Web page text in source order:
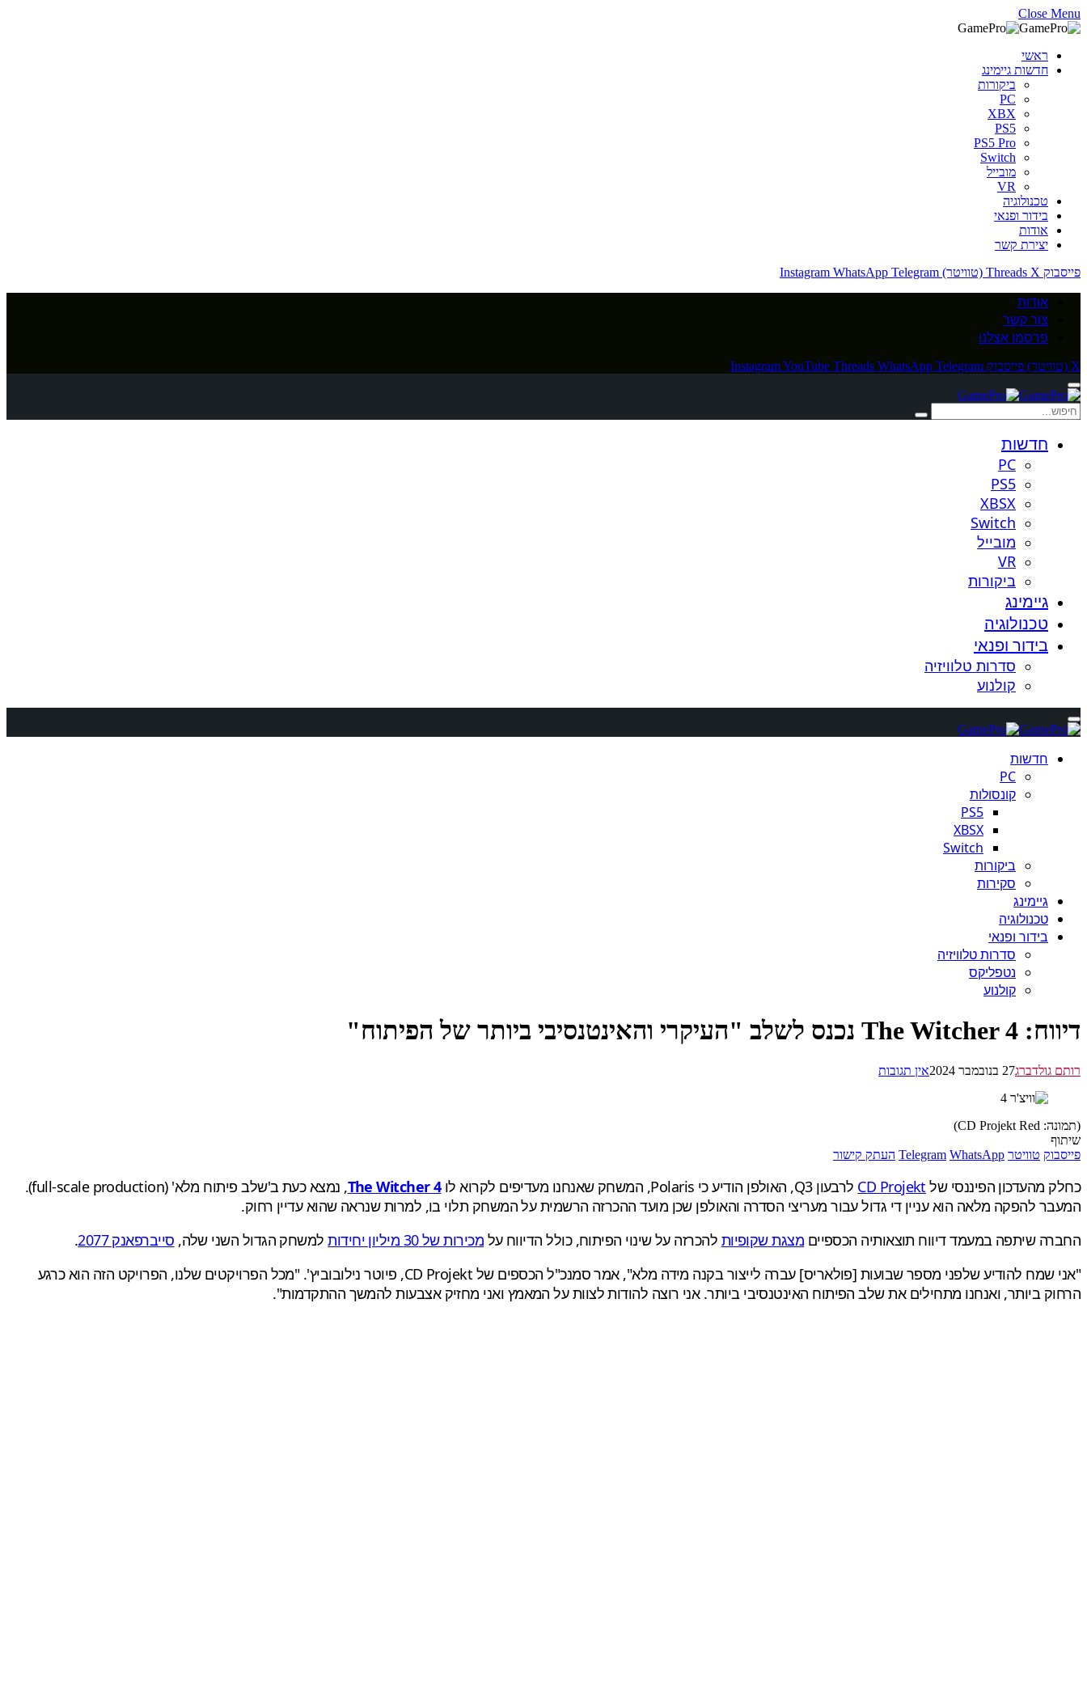
Close Menu
ראשי
חדשות גיימינג
ביקורות
PC
XBX
PS5
PS5 Pro
Switch
מובייל
VR
טכנולוגיה
בידור ופנאי
אודות
יצירת קשר
פייסבוק
Threads X (טוויטר) Instagram WhatsApp Telegram
אודות
צור קשר
פרסמו אצלנו
X (טוויטר) פייסבוק InstagramYouTube Threads WhatsApp Telegram
חדשות
PC
PS5
XBSX
Switch
מובייל
VR
ביקורות
גיימינג
טכנולוגיה
בידור ופנאי
סדרות טלוויזיה
קולנוע
חדשות
PC
קונסולות
PS5
XBSX
Switch
ביקורות
סקירות
גיימינג
טכנולוגיה
בידור ופנאי
סדרות טלוויזיה
נטפליקס
קולנוע
דיווח: The Witcher 4 נכנס לשלב "העיקרי והאינטנסיבי ביותר של הפיתוח"
רותם גולדברג27 בנובמבר 2024 אין תגובות
(תמונה: CD Projekt Red)
שיתוף
פייסבוק טוויטר Telegram WhatsApp העתק קישור
כחלק מהעדכון הפיננסי של CD Projekt לרבעון Q3, האולפן הודיע כי Polaris, המשחק שאנחנו מעדיפים לקרוא לו The Witcher 4
, נמצא כעת ב'שלב פיתוח מלא' (full-scale production).
המעבר להפקה מלאה הוא עניין די גדול עבור מעריצי הסדרה והאולפן שכן מועד ההכרזה הרשמית על המשחק תלוי בו, למרות שנראה שהוא עדיין רחוק.
החברה שיתפה במעמד דיווח תוצאותיה הכספיים מצגת שקופיות להכרזה על שינוי הפיתוח, כולל הדיווח על מכירות של 30 מיליון יחידות למשחק הגדול השני שלה, סייברפאנק 2077
.
"אני שמח להודיע שלפני מספר שבועות [פולאריס] עברה לייצור בקנה מידה מלא", אמר סמנכ"ל הכספים של CD Projekt, פיוטר נילובוביץ'. "מכל הפרויקטים שלנו, הפרויקט הזה הוא כרגע
הרחוק ביותר, ואנחנו מתחילים את שלב הפיתוח האינטנסיבי ביותר. אני רוצה להודות לצוות על המאמץ ואני מחזיק אצבעות להמשך ההתקדמות".